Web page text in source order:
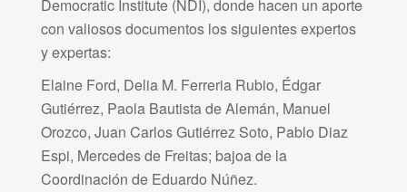
Democratic Institute (NDI), donde hacen un aporte
con valiosos documentos los siguientes expertos
y expertas:
Elaine Ford, Delia M. Ferreria Rubio, Édgar
Gutiérrez, Paola Bautista de Alemán, Manuel
Orozco, Juan Carlos Gutiérrez Soto, Pablo Diaz
Espi, Mercedes de Freitas; bajoa de la
Coordinación de Eduardo Núñez.